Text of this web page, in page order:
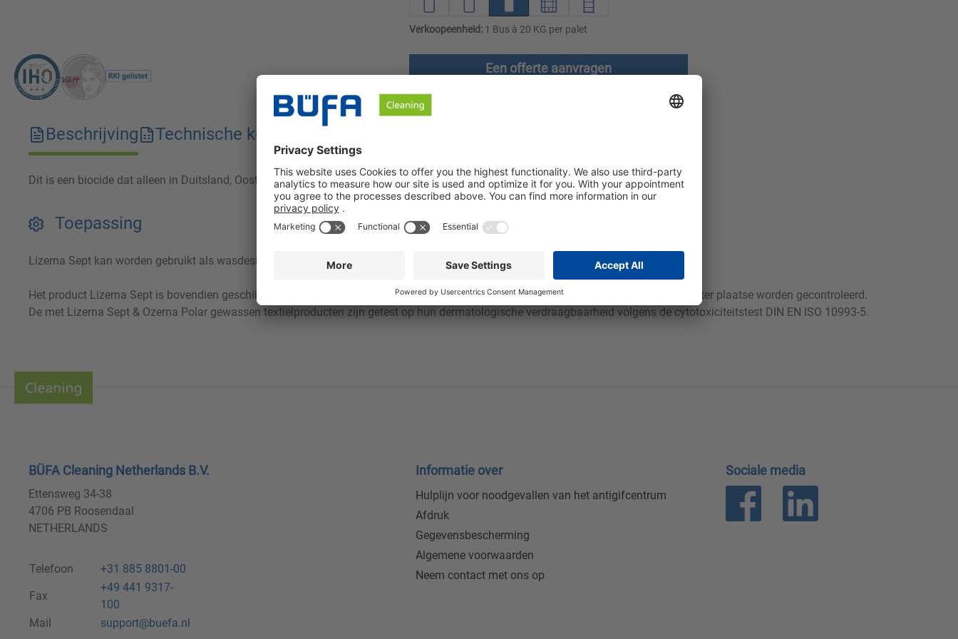
Verkoopeenheid:1 Bus à 20 KG per palet
Een offerte aanvragen
Beschrijving Technische kenmerken
Dit is een biocide dat alleen in Duitsland, Oostenrijk en Zwitserland op de markt is.
Toepassing
Lizerna Sept kan worden gebruikt als wasdesinfectiemiddel voor chemisch-thermische desinfectie overeenkomstig §18 IfSG.
Het product Lizerna Sept is bovendien geschikt voor het desinfecteren van het waswater en het spoelbad. De biocide-effectiviteit moet ter plaatse worden gecontroleerd.
De met Lizerna Sept & Ozerna Polar gewassen textielproducten zijn getest op hun dermatologische verdraagbaarheid volgens de cytotoxiciteitstest DIN EN ISO 10993-5.
BÜFA Cleaning Netherlands B.V.
Ettensweg 34-38
4706 PB Roosendaal
NETHERLANDS
Telefoon
+31 885 8801-00
Fax
+49 441 9317-
100
Mail
support@buefa.nl
Informatie over
Hulplijn voor noodgevallen van het antigifcentrum
Afdruk
Gegevensbescherming
Algemene voorwaarden
Neem contact met ons op
Sociale media